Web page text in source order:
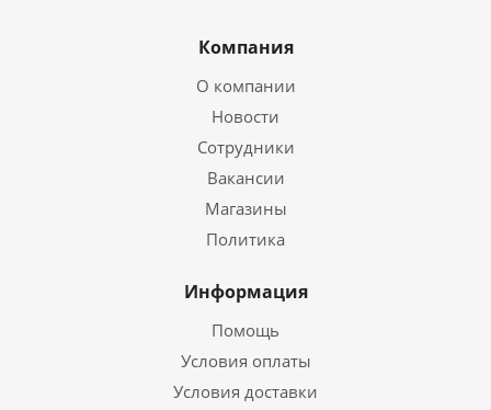
Компания
О компании
Новости
Сотрудники
Вакансии
Магазины
Политика
Информация
Помощь
Условия оплаты
Условия доставки